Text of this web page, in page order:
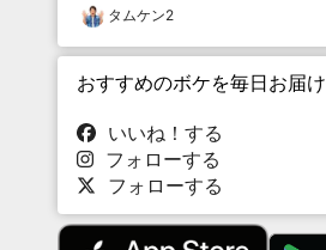
タムケン2
おすすめのボケを毎日お届け
いいね！する
フォローする
フォローする